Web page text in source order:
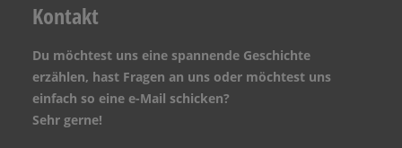
Kontakt
Du möchtest uns eine spannende Geschichte
erzählen, hast Fragen an uns oder möchtest uns
einfach so eine e-Mail schicken?
Sehr gerne!